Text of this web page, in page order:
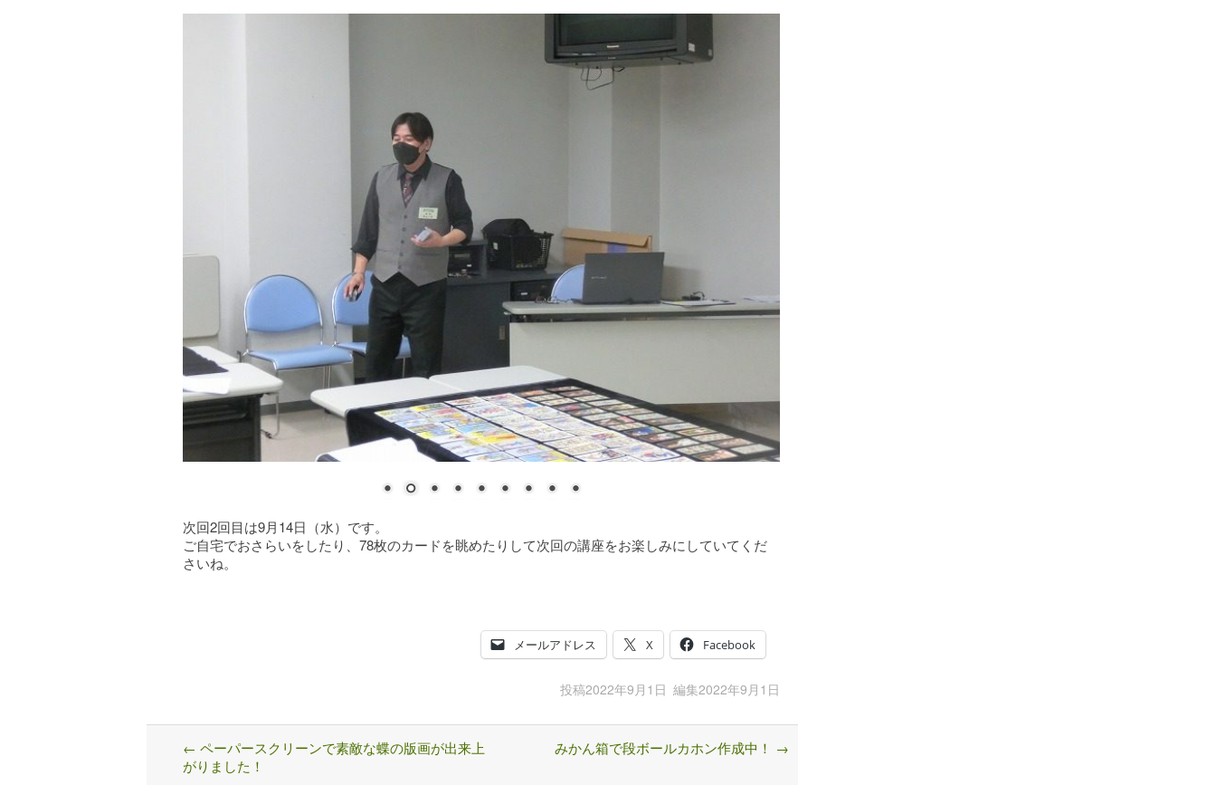
次回2回目は9月14日（水）です。
ご自宅でおさらいをしたり、78枚のカードを眺めたりして次回の講座をお楽しみにしていてくだ
さいね。
メールアドレス X Facebook
投稿2022年9月1日 編集2022年9月1日
Post
navigation
← ペーパースクリーンで素敵な蝶の版画が出来上
がりました！
みかん箱で段ボールカホン作成中！ →